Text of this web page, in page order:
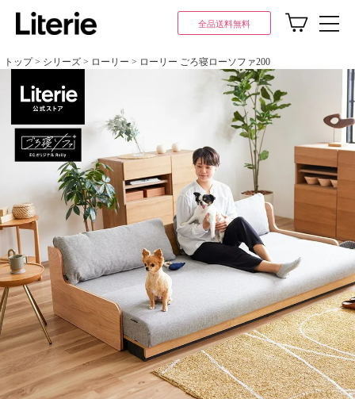
全品送料無料
トップ シリーズ ローリー ローリー ごろ寝ローソファ200